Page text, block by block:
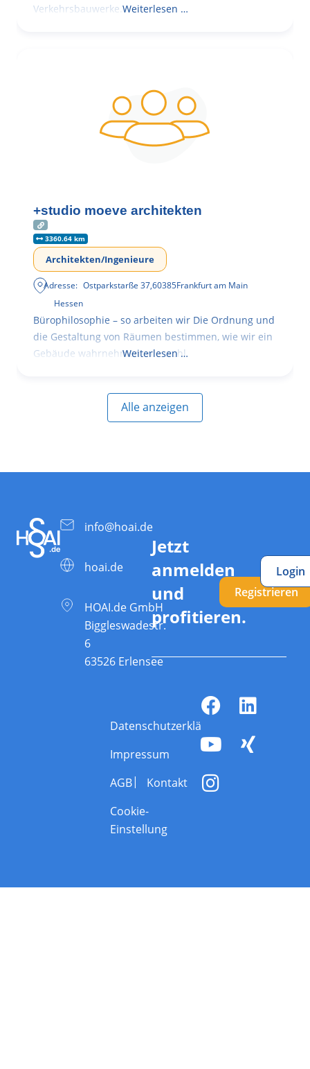
Verkehrsbauwerke. Weiterlesen …
+studio moeve architekten
3360.64 km
Architekten/Ingenieure
Adresse: Ostparkstarße 37,60385Frankfurt am Main
Hessen
Bürophilosophie – so arbeiten wir Die Ordnung und
die Gestaltung von Räumen bestimmen, wie wir ein
Gebäude wahrnehmen, wie wohl
Weiterlesen …
Alle anzeigen
info@hoai.de
hoai.de
HOAI.de GmbH
Biggleswadestr.
6
63526 Erlensee
Jetzt
anmelden
und
profitieren.
Registrieren
Login
Datenschutzerklärung
Impressum
AGB
Kontakt
Cookie-
Einstellung